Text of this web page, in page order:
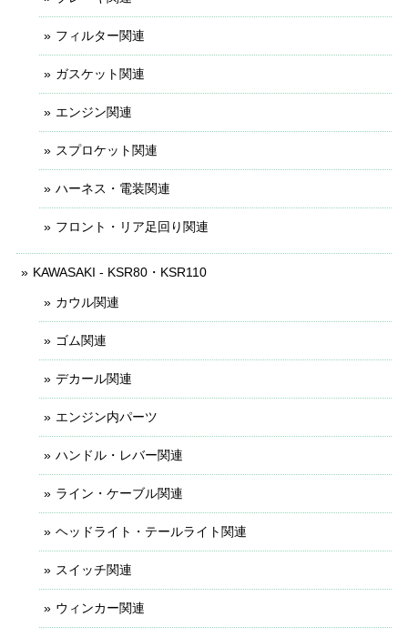
フィルター関連
ガスケット関連
エンジン関連
スプロケット関連
ハーネス・電装関連
フロント・リア足回り関連
KAWASAKI - KSR80・KSR110
カウル関連
ゴム関連
デカール関連
エンジン内パーツ
ハンドル・レバー関連
ライン・ケーブル関連
ヘッドライト・テールライト関連
スイッチ関連
ウィンカー関連